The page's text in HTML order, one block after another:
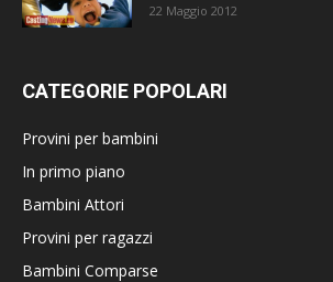
22 Maggio 2012
CATEGORIE POPOLARI
Provini per bambini
In primo piano
Bambini Attori
Provini per ragazzi
Bambini Comparse